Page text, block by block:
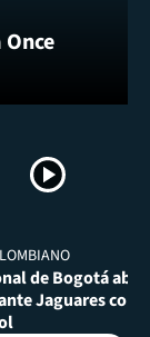
de Bogotá
Jaguares con